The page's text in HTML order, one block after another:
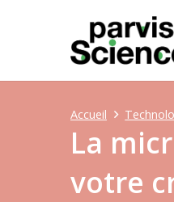
La
votre
Accueil